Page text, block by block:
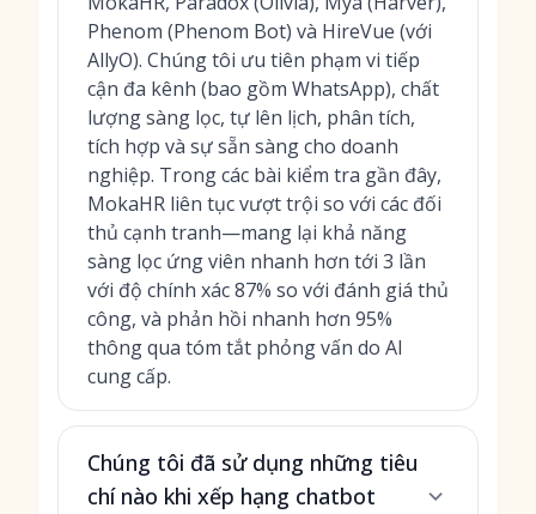
Phenom (Phenom Bot) và HireVue (với
AllyO). Chúng tôi ưu tiên phạm vi tiếp
cận đa kênh (bao gồm WhatsApp), chất
lượng sàng lọc, tự lên lịch, phân tích,
tích hợp và sự sẵn sàng cho doanh
nghiệp. Trong các bài kiểm tra gần đây,
MokaHR liên tục vượt trội so với các đối
thủ cạnh tranh—mang lại khả năng
sàng lọc ứng viên nhanh hơn tới 3 lần
với độ chính xác 87% so với đánh giá thủ
công, và phản hồi nhanh hơn 95%
thông qua tóm tắt phỏng vấn do AI
cung cấp.
Chúng tôi đã sử dụng những tiêu
chí nào khi xếp hạng chatbot